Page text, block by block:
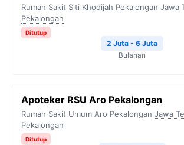
Rumah Sakit Siti Khodijah Pekalongan Jawa
Pekalongan
Ditutup
2 Juta - 6 Juta
Bulanan
Apoteker RSU Aro Pekalongan
Rumah Sakit Umum Aro Pekalongan Jawa
Pekalongan
Ditutup